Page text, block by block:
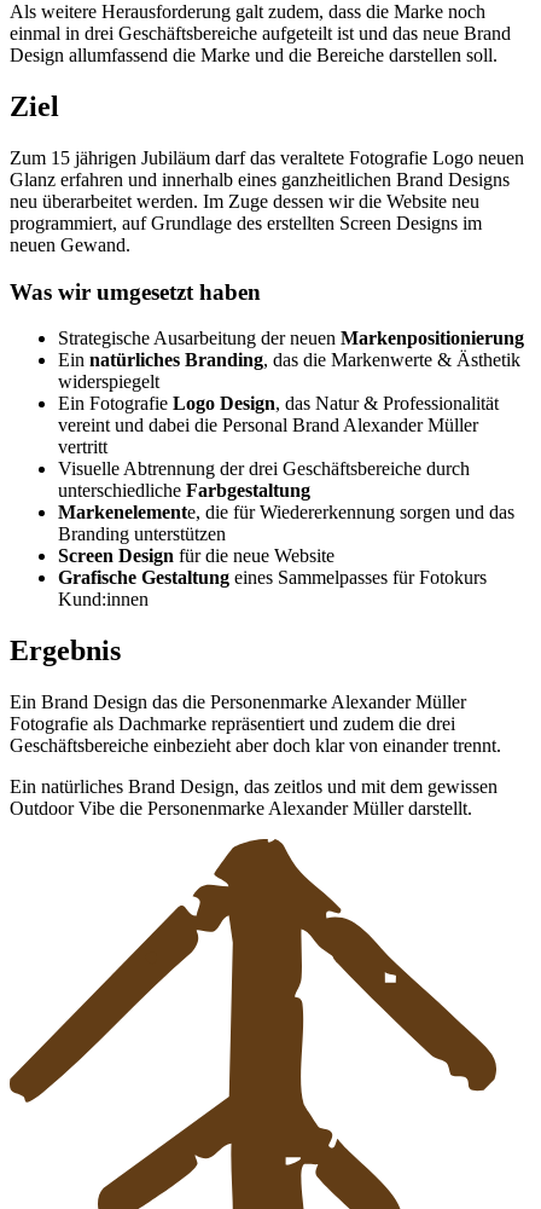
Als weitere Herausforderung galt zudem, dass die Marke noch
einmal in drei Geschäftsbereiche aufgeteilt ist und das neue Brand
Design allumfassend die Marke und die Bereiche darstellen soll.
Ziel
Zum 15 jährigen Jubiläum darf das veraltete Fotografie Logo neuen
Glanz erfahren und innerhalb eines ganzheitlichen Brand Designs
neu überarbeitet werden. Im Zuge dessen wir die Website neu
programmiert, auf Grundlage des erstellten Screen Designs im
neuen Gewand.
Was wir umgesetzt haben
Strategische Ausarbeitung der neuen Markenpositionierung
Ein natürliches Branding, das die Markenwerte & Ästhetik
widerspiegelt
Ein Fotografie Logo Design, das Natur & Professionalität
vereint und dabei die Personal Brand Alexander Müller
vertritt
Visuelle Abtrennung der drei Geschäftsbereiche durch
unterschiedliche Farbgestaltung
Markenelemente, die für Wiedererkennung sorgen und das
Branding unterstützen
Screen Design für die neue Website
Grafische Gestaltung eines Sammelpasses für Fotokurs
Kund:innen
Ergebnis
Ein Brand Design das die Personenmarke Alexander Müller
Fotografie als Dachmarke repräsentiert und zudem die drei
Geschäftsbereiche einbezieht aber doch klar von einander trennt.
Ein natürliches Brand Design, das zeitlos und mit dem gewissen
Outdoor Vibe die Personenmarke Alexander Müller darstellt.